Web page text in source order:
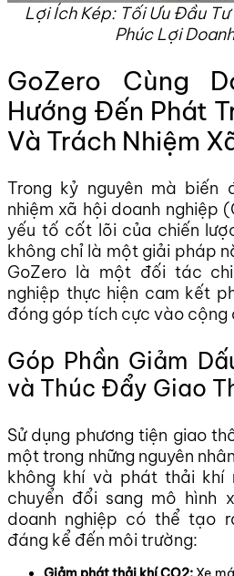
Lợi Ích Kép: Tối Ưu Đầu
Phúc Lợi
GoZero Cùng
Hướng Đến Phát
Và Trách Nhiệm
Trong kỷ nguyên mà biến
nhiệm xã hội doanh nghiệp
yếu tố cốt lõi của chiến
không chỉ là một giải pháp
GoZero là một đối tác
nghiệp thực hiện cam kết
đóng góp tích cực vào cộng
Góp Phần Giảm
và Thúc Đẩy Giao
Sử dụng phương tiện giao
một trong những nguyên
không khí và phát thải khí
chuyển đổi sang mô hình
doanh nghiệp có thể tạo
đáng kể đến môi trường: